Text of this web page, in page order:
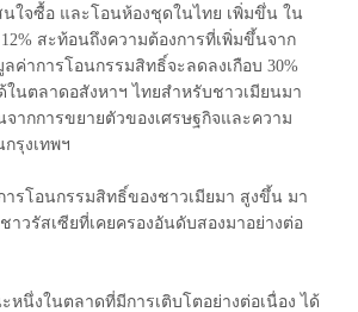
ใจซื้อ และโอนห้องชุดในไทย เพิ่มขึ่น ใน
สะท้อนถึงความต้องการที่เพิ่มขึ้นจาก
ค่าการโอนกรรมสิทธิ์จะลดลงเกือบ 30%
ในตลาดอสังหาฯ ไทยสำหรับชาวเมียนมา
จากการขยายตัวของเศรษฐกิจและความ
รุงเทพฯ
รโอนกรรมสิทธิ์ของชาวเมียมา สูงขึ้น มา
าวรัสเซียที่เคยครองอันดับสองมาอย่างต่อ
หนึ่งในตลาดที่มีการเติบโตอย่างต่อเนื่อง ได้